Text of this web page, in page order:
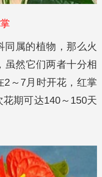
同属的植物，那么火
虽然它们两者十分相
2～7月时开花，红掌
期可达140～150天